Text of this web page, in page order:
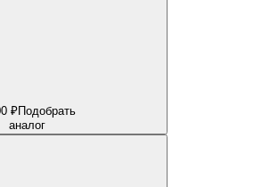
₽Подобрать
аналог